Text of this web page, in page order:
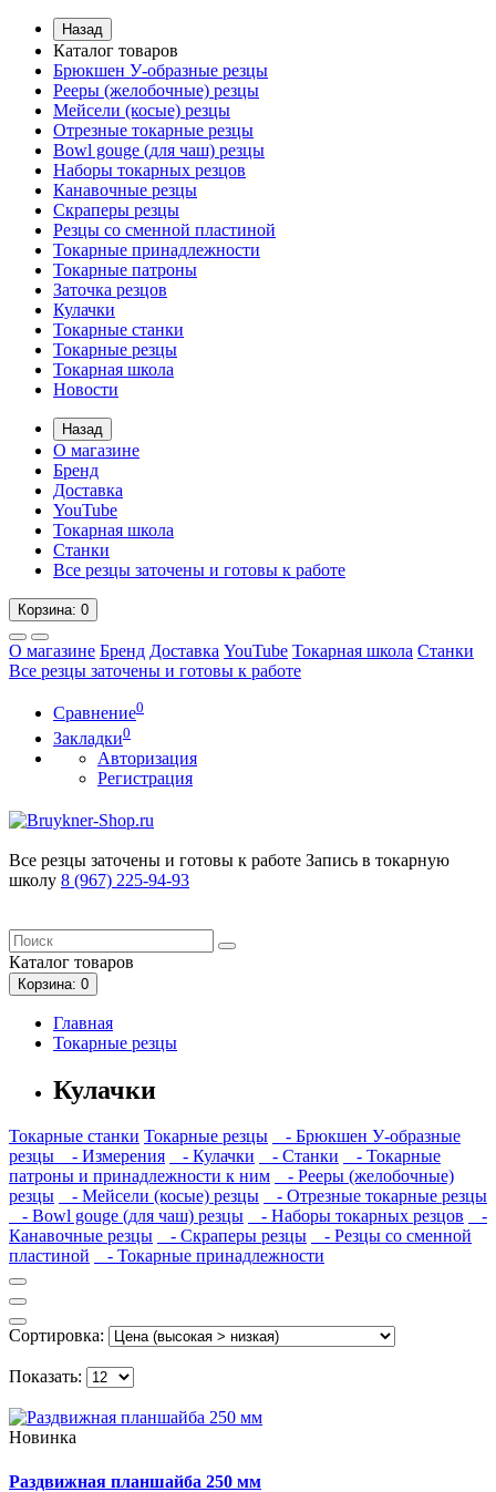
Назад
Каталог товаров
Брюкшен У-образные резцы
Рееры (желобочные) резцы
Мейсели (косые) резцы
Отрезные токарные резцы
Bowl gouge (для чаш) резцы
Наборы токарных резцов
Канавочные резцы
Скраперы резцы
Резцы со сменной пластиной
Токарные принадлежности
Токарные патроны
Заточка резцов
Кулачки
Токарные станки
Токарные резцы
Токарная школа
Новости
Назад
О магазине
Бренд
Доставка
YouTube
Токарная школа
Станки
Все резцы заточены и готовы к работе
Корзина: 0
О магазине Бренд Доставка YouTube Токарная школа Станки
Все резцы заточены и готовы к работе
Сравнение0
Закладки0
Авторизация
Регистрация
Все резцы заточены и готовы к работе Запись в токарную
школу 8 (967) 225-94-93
Каталог товаров
Корзина: 0
Главная
Токарные резцы
Кулачки
Токарные станки Токарные резцы
- Брюкшен У-образные
резцы
- Измерения - Кулачки - Станки
- Токарные
патроны и принадлежности к ним
- Рееры (желобочные)
резцы
- Мейсели (косые) резцы
- Отрезные токарные резцы
- Bowl gouge (для чаш) резцы
- Наборы токарных резцов
-
Канавочные резцы
- Скраперы резцы
- Резцы со сменной
пластиной
- Токарные принадлежности
Сортировка:
Показать:
Новинка
Раздвижная планшайба 250 мм